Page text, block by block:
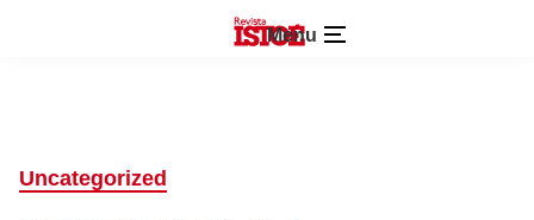
Menu
Uncategorized